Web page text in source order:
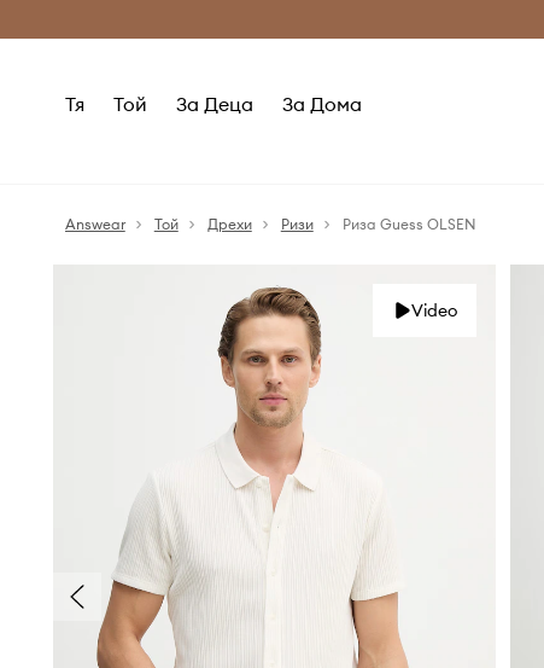
Безплатни
Тя Той За Деца За Дома
Answear Той Дрехи Ризи Риза Guess OLSEN
Video